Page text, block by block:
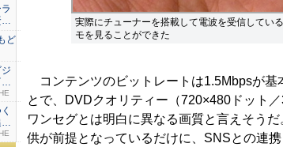
実際にチューナーを搭載して電波を受信してい
モを見ることができた
コンテンツのビットレートは1.5Mbpsが基
とで、DVDクオリティー（720×480ドット
ワンセグとは明白に異なる画質と言えそう
供が前提となっているだけに、SNSとの連
ど